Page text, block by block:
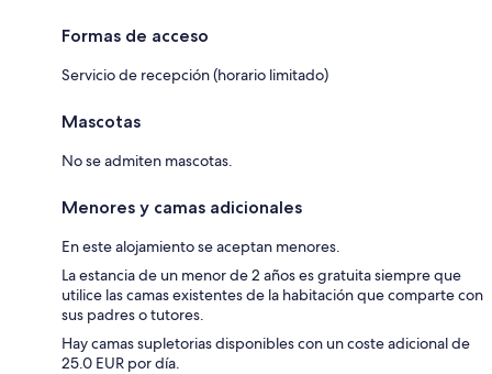
Formas de acceso
Servicio de recepción (horario limitado)
Mascotas
No se admiten mascotas.
Menores y camas adicionales
En este alojamiento se aceptan menores.
La estancia de un menor de 2 años es gratuita siempre que
utilice las camas existentes de la habitación que comparte con
sus padres o tutores.
Hay camas supletorias disponibles con un coste adicional de
25.0 EUR por día.